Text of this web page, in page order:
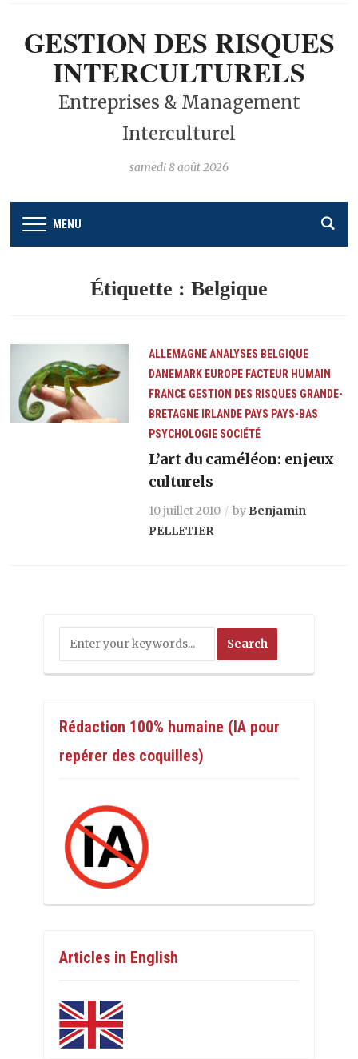
GESTION DES RISQUES
INTERCULTURELS
Entreprises & Management
Interculturel
samedi 8 août 2026
MENU
Étiquette : Belgique
ALLEMAGNEANALYSES BELGIQUE
DANEMARK EUROPE FACTEUR HUMAIN
FRANCE GESTION DES RISQUES GRANDE-
BRETAGNE
IRLANDE PAYS PAYS-BAS
PSYCHOLOGIE SOCIÉTÉ
L’art du caméléon: enjeux
culturels
10 juillet 2010 by Benjamin
PELLETIER
Rédaction 100% humaine (IA pour
repérer des coquilles)
Articles in English